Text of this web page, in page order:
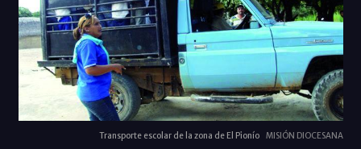
Transporte escolar de la zona de El Pionío MISIÓN DIOCESANA